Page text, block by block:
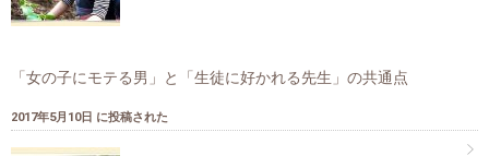
「女の子にモテる男」と「生徒に好かれる先生」の共通点
2017年5月10日 に投稿された